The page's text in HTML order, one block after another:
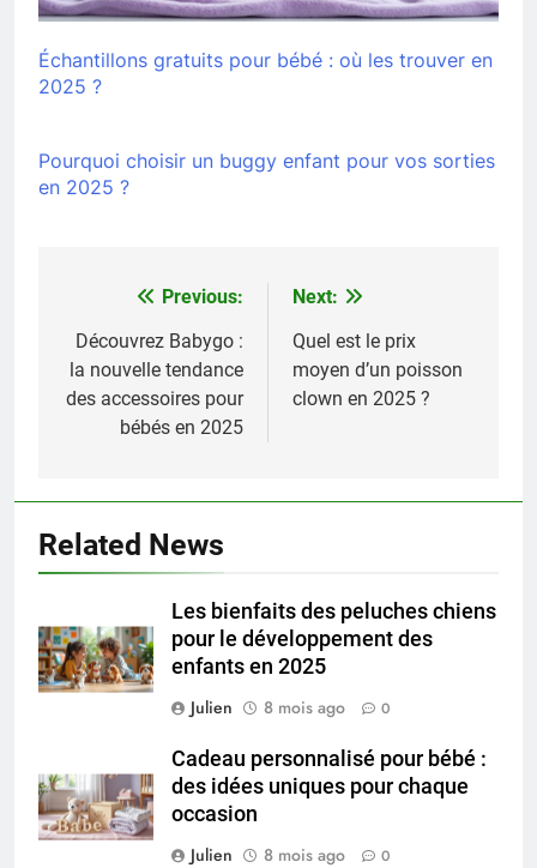
Échantillons gratuits pour bébé : où les trouver en
2025 ?
Pourquoi choisir un buggy enfant pour vos sorties
en 2025 ?
Navigation
de
l’article
Previous:
Découvrez Babygo :
la nouvelle tendance
des accessoires pour
bébés en 2025
Next:
Quel est le prix
moyen d’un poisson
clown en 2025 ?
Related News
Les bienfaits des peluches chiens
pour le développement des
enfants en 2025
Julien
8 mois ago 0
Cadeau personnalisé pour bébé :
des idées uniques pour chaque
occasion
Julien
8 mois ago 0